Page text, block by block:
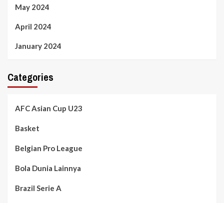
May 2024
April 2024
January 2024
Categories
AFC Asian Cup U23
Basket
Belgian Pro League
Bola Dunia Lainnya
Brazil Serie A